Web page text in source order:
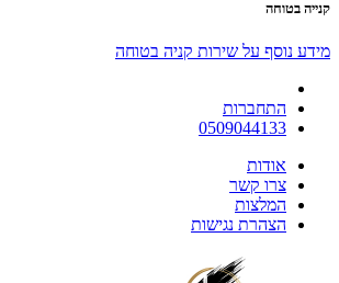
קנייה בטוחה
מידע נוסף על שירות קניה בטוחה
התחברות
0509044133
אודות
צרו קשר
המלצות
הצהרת נגישות